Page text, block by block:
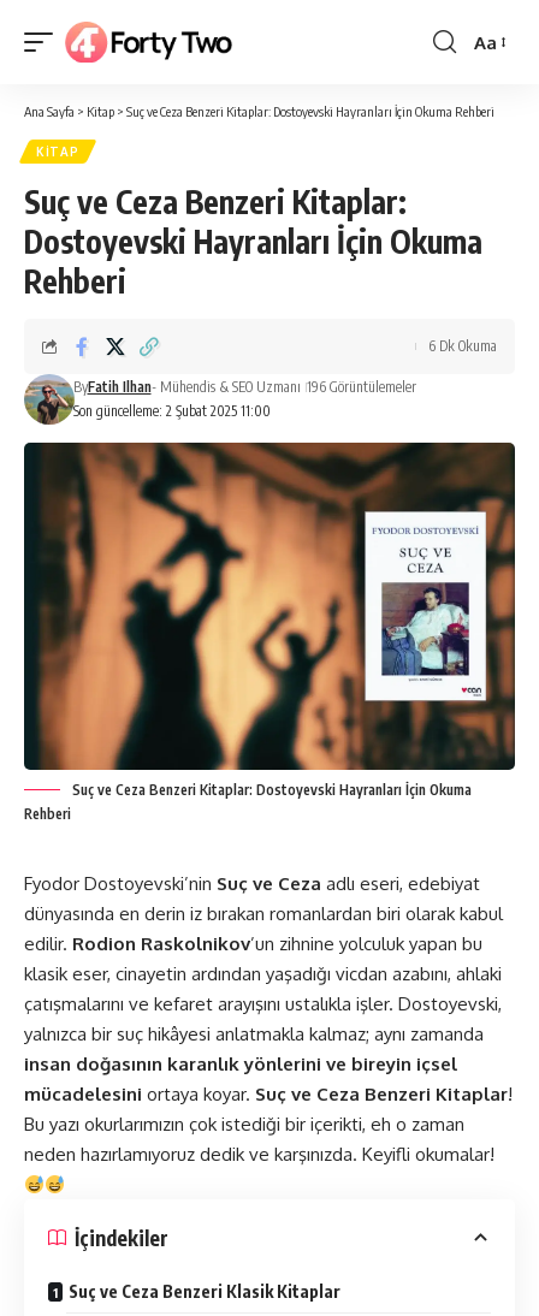
Yazı
Aa
Ana Sayfa > Kitap > Suç ve Ceza Benzeri Kitaplar: Dostoyevski Hayranları İçin Okuma Rehberi
KITAP
Suç ve Ceza Benzeri Kitaplar:
Dostoyevski Hayranları İçin Okuma
Rehberi
Son güncelleme: 2 Şubat 2025 11:00
ByFatih Ilhan- Mühendis & SEO Uzmanı 196 Görüntülemeler
6 Dk Okuma
Suç ve Ceza Benzeri Kitaplar: Dostoyevski Hayranları İçin Okuma
Rehberi
Fyodor Dostoyevski’nin Suç ve Ceza adlı eseri, edebiyat
dünyasında en derin iz bırakan romanlardan biri olarak kabul
edilir. Rodion Raskolnikov’un zihnine yolculuk yapan bu
klasik eser, cinayetin ardından yaşadığı vicdan azabını, ahlaki
çatışmalarını ve kefaret arayışını ustalıkla işler. Dostoyevski,
yalnızca bir suç hikâyesi anlatmakla kalmaz; aynı zamanda
insan doğasının karanlık yönlerini ve bireyin içsel
mücadelesini ortaya koyar. Suç ve Ceza Benzeri Kitaplar!
Bu yazı okurlarımızın çok istediği bir içerikti, eh o zaman
neden hazırlamıyoruz dedik ve karşınızda. Keyifli okumalar!
İçindekiler
Suç ve Ceza Benzeri Klasik Kitaplar